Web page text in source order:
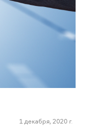
1 декабря, 2020 г.